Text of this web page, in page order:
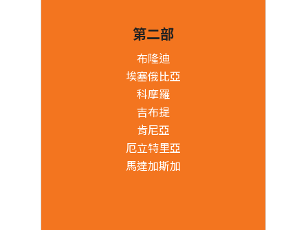
第二部
布隆迪
埃塞俄比亞
科摩羅
吉布提
肯尼亞
厄立特里亞
馬達加斯加